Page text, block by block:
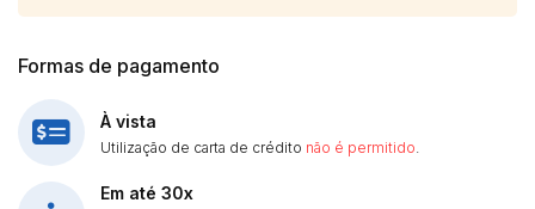
Formas de pagamento
À vista
Utilização de carta de crédito não é permitido
Em até 30x